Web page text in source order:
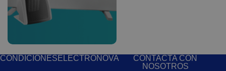
CONDICIONESELECTRONOVA
CONTACTA CON
NOSOTROS